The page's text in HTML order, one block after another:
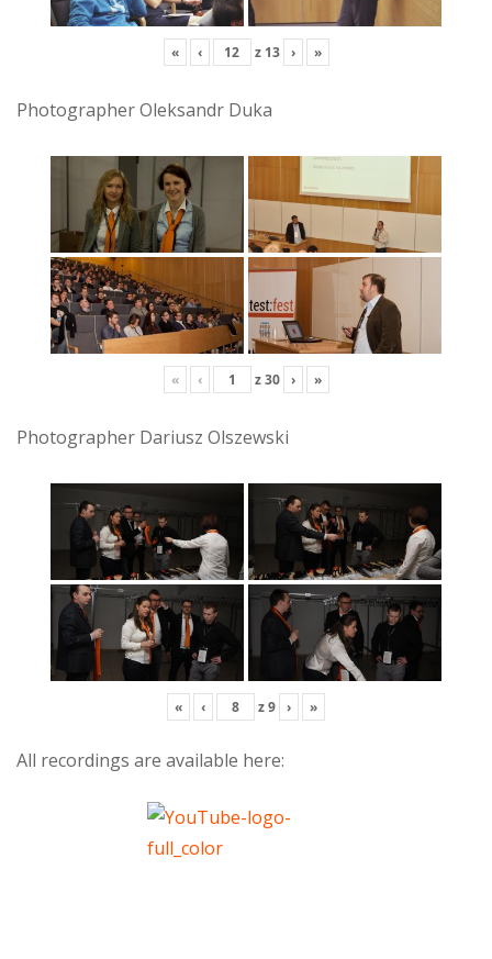
« ‹ z 13 › »
Photographer Oleksandr Duka
« ‹ z30 › »
Photographer Dariusz Olszewski
« ‹ z9 › »
All recordings are available here: